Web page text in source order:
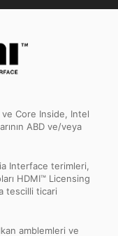
Core Inside, Intel
ABD ve/veya
Interface terimleri,
HDMI™ Licensing
tescilli ticari
amblemleri ve